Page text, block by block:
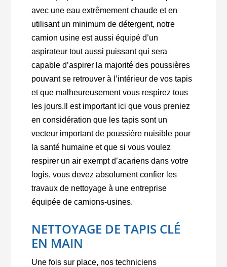
avec une eau extrêmement chaude et en
utilisant un minimum de détergent, notre
camion usine est aussi équipé d’un
aspirateur tout aussi puissant qui sera
capable d’aspirer la majorité des poussières
pouvant se retrouver à l’intérieur de vos tapis
et que malheureusement vous respirez tous
les jours. Il est important ici que vous preniez
en considération que les tapis sont un
vecteur important de poussière nuisible pour
la santé humaine et que si vous voulez
respirer un air exempt d’acariens dans votre
logis, vous devez absolument confier les
travaux de nettoyage à une entreprise
équipée de camions-usines.
NETTOYAGE DE TAPIS CLÉ
EN MAIN
Une fois sur place, nos techniciens